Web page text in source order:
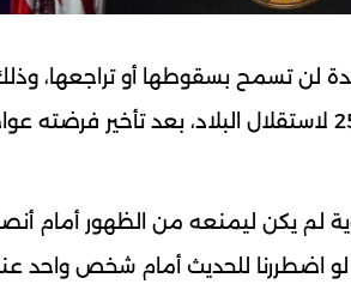
لن تسمح بسقوطها أو تراجعها،
في "ناشونال مول" بواشنطن بمناسبة الذكرى الـ250 لاستقلال
لم يكن ليمنعه من الظهور أمام
لو اضطررنا للحديث أمام شخص واحد